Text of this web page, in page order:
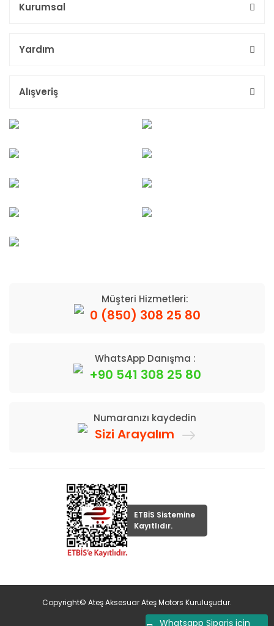
Whatsapp Sipariş için
Kurumsal
Yardım
Alışveriş
Müşteri Hizmetleri:
0 (850) 308 25 80
WhatsApp Danışma :
+90 541 308 25 80
Numaranızı kaydedin
Sizi Arayalım
ETBİS Sistemine
Kayıtlıdır.
Copyright© Ateş Aksesuar Ateş Motors Kuruluşudur.